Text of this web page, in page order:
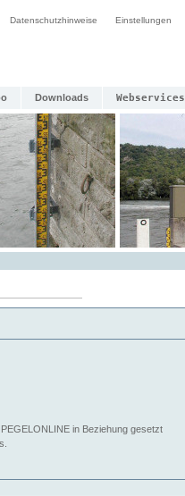
Datenschutzhinweise Einstellungen
Downloads Webservices
in Beziehung gesetzt